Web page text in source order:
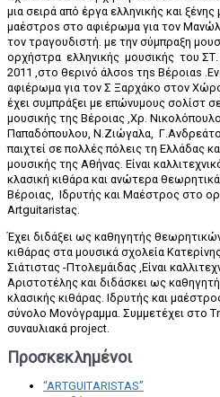
μια σειρά από έργα ελληνικής και
μαέστροs στο αφιέρωμα για τον
τον τραγουδιστή. με την σύμπραξη
ορχήστρα ελληνικής μουσικής του
2011 ,στο θερινό άλσοs τηs Βέροιαs
αφιέρωμα για τον Σ Ξαρχάκο στον
έχει συμπράξει με επώνυμους σολίστ
μουσικής της Βέροιας ,Χρ.
Παπαδόπουλου, Ν.Ζιώγαλα,
παιχτεί σε πολλές πόλεις τη Ελλάδας
μουσικής της Αθήνας. Είναι
κλασική κιθάρα και ανώτερα
Βέροιας, Ιδρυτής και Μαέστρος στο
Artguitaristaς.
Έχει διδάξει ως καθηγητής
κιθάρας στα μουσικά σχολεία
Σιάτιστας -Πτολεμάιδας ,Είναι
Αριστοτέλης και διδάσκει ως
κλασικής κιθάρας. Ιδρυτής και
σύνολο Μονόγραμμα. Συμμετέχει στο
συναυλιακά project.
Προσκεκλημένοι
“ARTGUITARISTAS”